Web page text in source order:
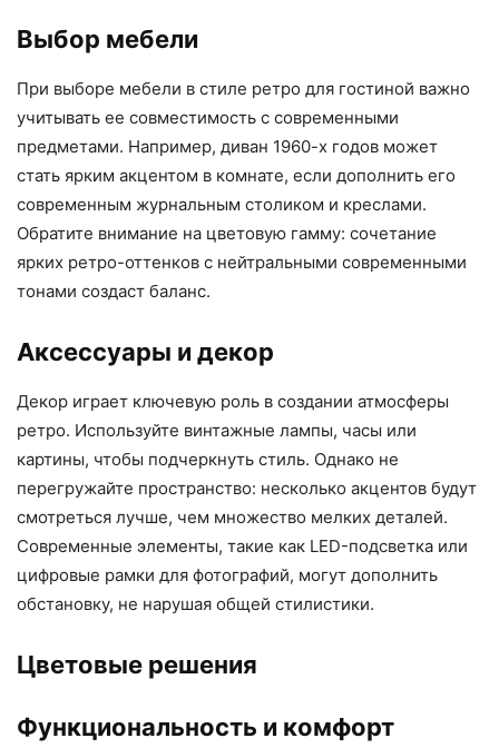
Выбор мебели
При выборе мебели в стиле ретро для гостиной важно
учитывать ее совместимость с современными
предметами. Например, диван 1960-х годов может
стать ярким акцентом в комнате, если дополнить его
современным журнальным столиком и креслами.
Обратите внимание на цветовую гамму: сочетание
ярких ретро-оттенков с нейтральными современными
тонами создаст баланс.
Аксессуары и декор
Декор играет ключевую роль в создании атмосферы
ретро. Используйте винтажные лампы, часы или
картины, чтобы подчеркнуть стиль. Однако не
перегружайте пространство: несколько акцентов будут
смотреться лучше, чем множество мелких деталей.
Современные элементы, такие как LED-подсветка или
цифровые рамки для фотографий, могут дополнить
обстановку, не нарушая общей стилистики.
Цветовые решения
Функциональность и комфорт